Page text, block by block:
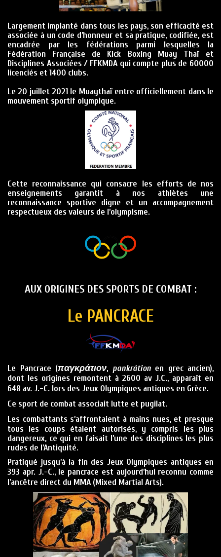
Largement implanté dans tous les pays, son efficacité est
associée à un code d’honneur et sa pratique, codifiée, est
encadrée par les fédérations parmi lesquelles la
Fédération Française de Kick Boxing Muay Thaï et
Disciplines Associées / FFKMDA qui compte plus de 60000
licenciés et 1400 clubs.
Le 20 juillet 2021 le Muaythaï entre officiellement dans le
mouvement sportif olympique.
Cette reconnaissance qui consacre les efforts de nos
enseignements garantit à nos athlètes une
reconnaissance sportive digne et un accompagnement
respectueux des valeurs de l’olympisme.
AUX ORIGINES DES SPORTS DE COMBAT :
Le PANCRACE
Le Pancrace (παγκράτιον, pankrátionen grec ancien),
dont les origines remontent à 2600 av J.C., apparaît en
648 av. J.-C. lors des Jeux Olympiques antiques en Grèce.
Ce sport de combat associait lutte et pugilat.
Les combattants s’affrontaient à mains nues, et presque
tous les coups étaient autorisés, y compris les plus
dangereux, ce qui en faisait l’une des disciplines les plus
rudes de l’Antiquité.
Pratiqué jusqu’à la fin des Jeux Olympiques antiques en
393 apr. J.-C., le pancrace est aujourd’hui reconnu comme
l’ancêtre direct du MMA (Mixed Martial Arts).